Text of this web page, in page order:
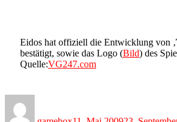
Eidos hat offiziell die Entwicklung von ‚
bestätigt, sowie das Logo (Bild) des
Quelle:VG247.com